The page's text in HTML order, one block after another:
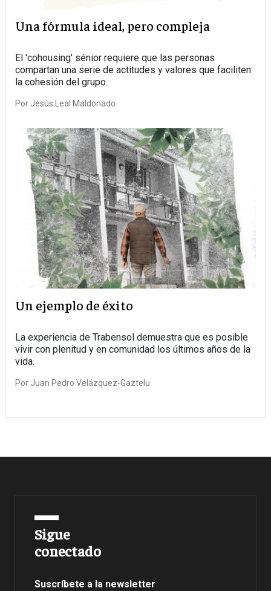
Una fórmula ideal, pero compleja
El 'cohousing' sénior requiere que las personas
compartan una serie de actitudes y valores que faciliten
la cohesión del grupo.
Por Jesús Leal Maldonado
Un ejemplo de éxito
La experiencia de Trabensol demuestra que es posible
vivir con plenitud y en comunidad los últimos años de la
vida.
Por Juan Pedro Velázquez-Gaztelu
Sigue
conectado
Suscríbete a la newsletter